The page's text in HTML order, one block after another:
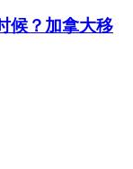
候？加拿大移